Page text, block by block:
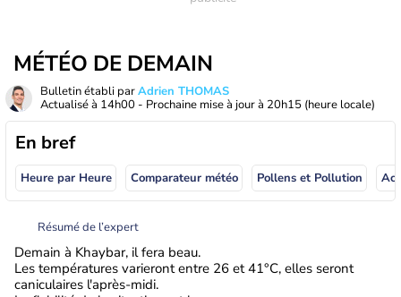
MÉTÉO DE DEMAIN
Bulletin établi parAdrien THOMAS
Actualisé à 14h00 - Prochaine mise à jour à 20h15 (heure locale)
En bref
Heure par Heure Comparateur météo Pollens et Pollution
Résumé de l’expert
Demain à Khaybar, il fera beau.
Les températures varieront entre 26 et 41°C, elles seront
caniculaires l'après-midi.